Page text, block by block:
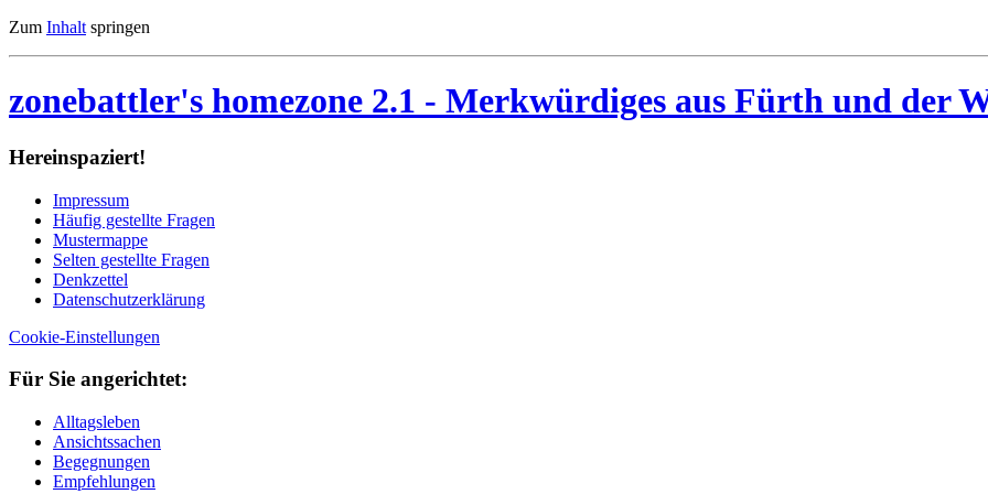
Zum Inhalt springen
zonebattler's homezone 2.1 - Merkwürdiges aus Fürth und der
Her­ein­spa­ziert!
Im­pres­sum
Häu­fig ge­stell­te Fra­gen
Mu­ster­map­pe
Sel­ten ge­stell­te Fra­gen
Denk­zet­tel
Da­ten­schutz­er­klä­rung
Cookie-Einstellungen
Für Sie an­ge­rich­tet:
Alltagsleben
Ansichtssachen
Begegnungen
Empfehlungen